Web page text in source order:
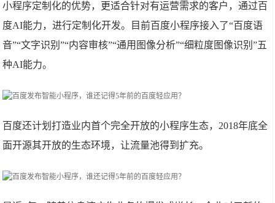
小程序定制化的优势，更适合针对有运营需求的客户，通过百
度AI能力，进行定制化开发。目前百度小程序接入了“百度语
音”“文字识别”“内容审核”“通用图像分析”“细粒度图像识别”五
种AI能力。
百度还计划打造业内首个完全开放的小程序生态，2018年底全
面开源其开放的生态环境，让流量池得到扩充。